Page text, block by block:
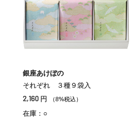
銀座あけぼの
それぞれ ３種９袋入
2,160 円 （8%税込）
在庫：○